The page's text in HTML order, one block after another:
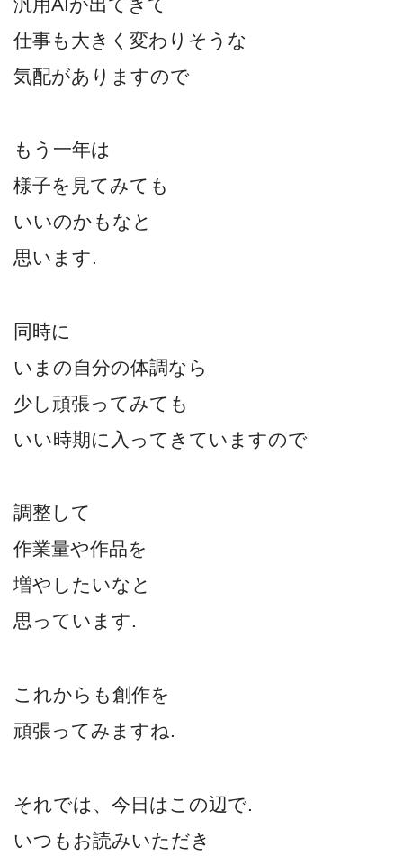
仕事も大きく変わりそうな
気配がありますので
もう一年は
様子を見てみても
いいのかもなと
思います.
同時に
いまの自分の体調なら
少し頑張ってみても
いい時期に入ってきていますので
調整して
作業量や作品を
増やしたいなと
思っています.
これからも創作を
頑張ってみますね.
それでは、今日はこの辺で.
いつもお読みいただき